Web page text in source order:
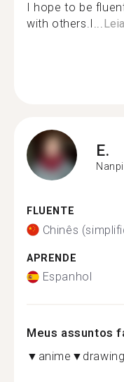
I hope to be
with others.I...
E.
FLUENTE
Chinês
APRENDE
Espanhol
Meus assuntos